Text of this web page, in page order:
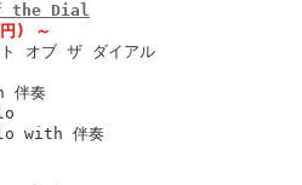
the Dial
)
～
オブ ザ ダイアル
伴奏
with 伴奏